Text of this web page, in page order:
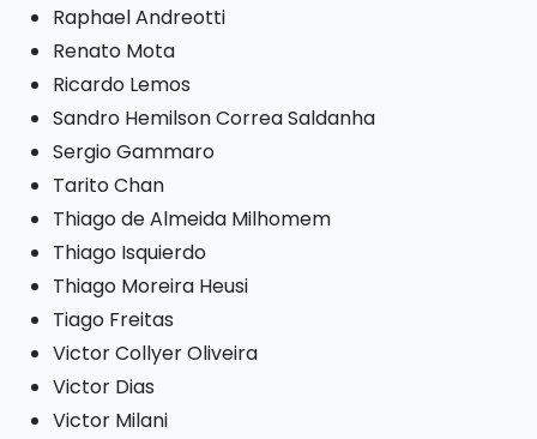
Raphael Andreotti
Renato Mota
Ricardo Lemos
Sandro Hemilson Correa Saldanha
Sergio Gammaro
Tarito Chan
Thiago de Almeida Milhomem
Thiago Isquierdo
Thiago Moreira Heusi
Tiago Freitas
Victor Collyer Oliveira
Victor Dias
Victor Milani